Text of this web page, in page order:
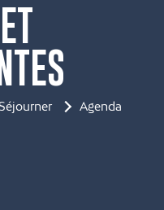
Agenda